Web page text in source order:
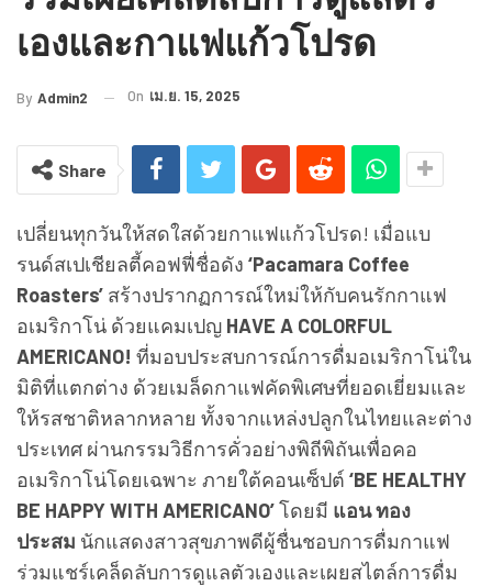
เองและกาแฟแก้วโปรด
By Admin2 On เม.ย. 15, 2025
Share
เปลี่ยนทุกวันให้สดใสด้วยกาแฟแก้วโปรด! เมื่อแบ
รนด์สเปเชียลตี้คอฟฟี่ชื่อดัง ‘Pacamara Coffee
Roasters’ สร้างปรากฏการณ์ใหม่ให้กับคนรักกาแฟ
อเมริกาโน่ ด้วยแคมเปญ HAVE A COLORFUL
AMERICANO! ที่มอบประสบการณ์การดื่มอเมริกาโน่ใน
มิติที่แตกต่าง ด้วยเมล็ดกาแฟคัดพิเศษที่ยอดเยี่ยมและ
ให้รสชาติหลากหลาย ทั้งจากแหล่งปลูกในไทยและต่าง
ประเทศ ผ่านกรรมวิธีการคั่วอย่างพิถีพิถันเพื่อคอ
อเมริกาโน่โดยเฉพาะ ภายใต้คอนเซ็ปต์ ‘BE HEALTHY
BE HAPPY WITH AMERICANO’โดยมี แอน ทอง
ประสม นักแสดงสาวสุขภาพดีผู้ชื่นชอบการดื่มกาแฟ
ร่วมแชร์เคล็ดลับการดูแลตัวเองและเผยสไตล์การดื่ม